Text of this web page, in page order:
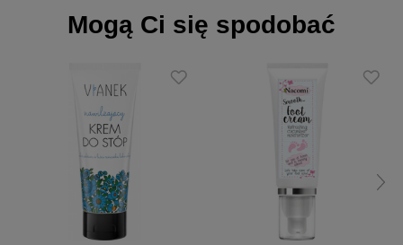
przyspieszają gojenie
zawiera chłodzący mentol
dobrze się wchłania
idealna ulga dla nóg po całym dniu
99% składników pochodzenia naturalnego oraz o niskim
stopniu przetworzenia
Skład INCI
Mogą Ci się spodobać